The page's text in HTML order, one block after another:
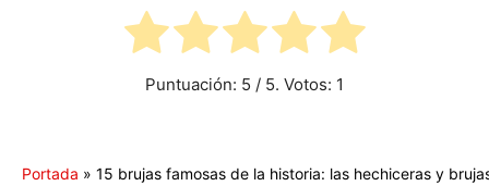
Puntuación: 5 / 5. Votos: 1
Portada » 15 brujas famosas de la historia: las hechiceras y